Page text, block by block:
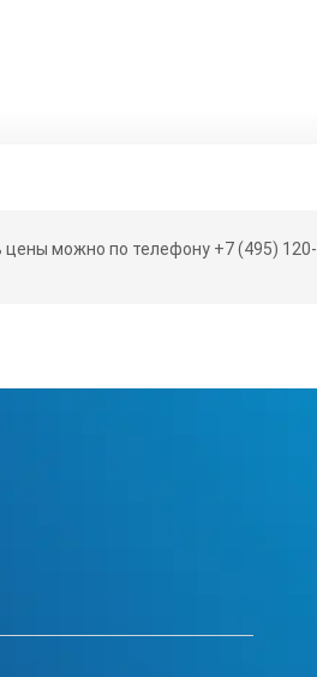
цены можно по телефону +7 (495) 120-